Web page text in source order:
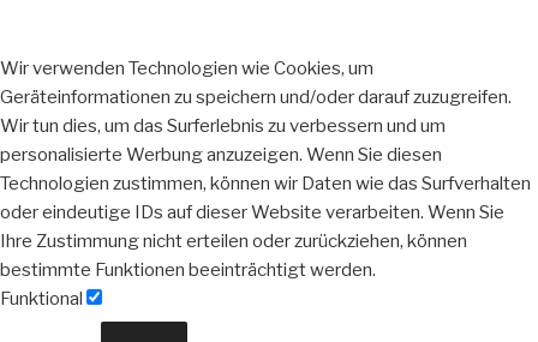
Wir verwenden Technologien wie Cookies, um
Geräteinformationen zu speichern und/oder darauf zuzugreifen.
Wir tun dies, um das Surferlebnis zu verbessern und um
personalisierte Werbung anzuzeigen. Wenn Sie diesen
Technologien zustimmen, können wir Daten wie das Surfverhalten
oder eindeutige IDs auf dieser Website verarbeiten. Wenn Sie
Ihre Zustimmung nicht erteilen oder zurückziehen, können
bestimmte Funktionen beeinträchtigt werden.
Funktional